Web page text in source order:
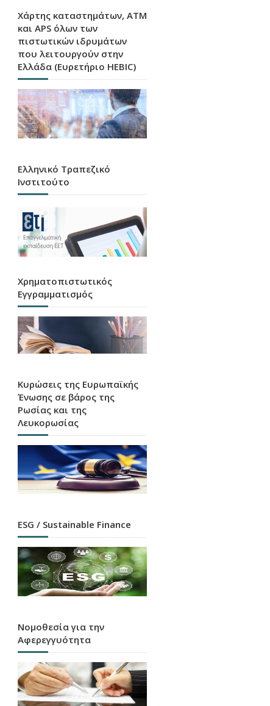
Χάρτης καταστημάτων, ATM
και APS όλων των
πιστωτικών ιδρυμάτων
που λειτουργούν στην
Ελλάδα (Ευρετήριο HEBIC)
Ελληνικό Τραπεζικό
Ινστιτούτο
Χρηματοπιστωτικός
Εγγραμματισμός
Κυρώσεις της Ευρωπαϊκής
Ένωσης σε βάρος της
Ρωσίας και της
Λευκορωσίας
ESG / Sustainable Finance
Νομοθεσία για την
Αφερεγγυότητα